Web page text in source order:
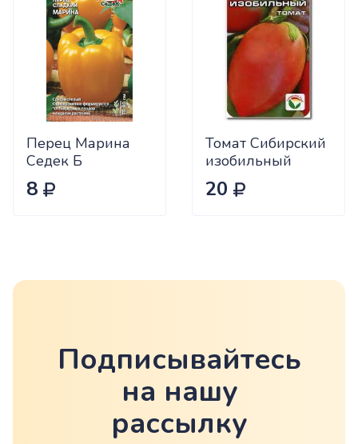
Перец Марина
Седек Б
8
Томат Сибирский
изобильный
Сиб.сад Ц
20
Подписывайтесь
на нашу
рассылку